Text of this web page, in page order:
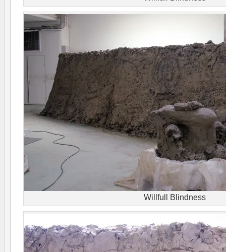
Willfull Blindness